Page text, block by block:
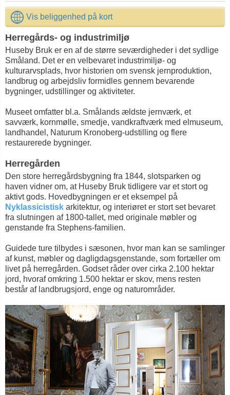
Vis beliggenhed på kort
Herregårds- og industrimiljø
Huseby Bruk er en af de større seværdigheder i det sydlige
Småland. Det er en velbevaret industrimiljø‑ og
kulturarvsplads, hvor historien om svensk jernproduktion,
landbrug og arbejdsliv formidles gennem bevarende
bygninger, udstillinger og aktiviteter.
Museet omfatter bl.a. Smålands ældste jernværk, et
savværk, kornmølle, smedje, vandkraftværk med elmuseum,
landhandel, Naturum Kronoberg‑udstilling og flere
restaurerede bygninger.
Herregården
Den store herregårdsbygning fra 1844, slotsparken og
haven vidner om, at Huseby Bruk tidligere var et stort og
aktivt gods. Hovedbygningen er et eksempel på
Nyklassicistisk arkitektur, og interiøret er stort set bevaret
fra slutningen af 1800‑tallet, med originale møbler og
genstande fra Stephens‑familien.
Guidede ture tilbydes i sæsonen, hvor man kan se samlinger
af kunst, møbler og dagligdagsgenstande, som fortæller om
livet på herregården. Godset råder over cirka 2.100 hektar
jord, hvoraf omkring 1.500 hektar er skov, mens resten
består af landbrugsjord, enge og naturområder.